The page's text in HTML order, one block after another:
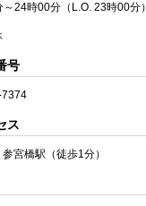
24時00分（L.O. 23時00分）
号
ス
宮橋駅（徒歩1分）